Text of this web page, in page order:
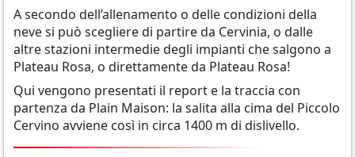
A secondo dell’allenamento o delle condizioni della
neve si può scegliere di partire da Cervinia, o dalle
altre stazioni intermedie degli impianti che salgono a
Plateau Rosa, o direttamente da Plateau Rosa!
Qui vengono presentati il report e la traccia con
partenza da Plain Maison: la salita alla cima del Piccolo
Cervino avviene così in circa 1400 m di dislivello.